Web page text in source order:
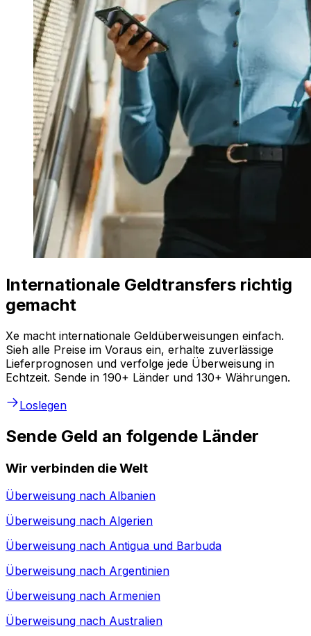
Internationale Geldtransfers richtig
gemacht
Xe macht internationale Geldüberweisungen einfach.
Sieh alle Preise im Voraus ein, erhalte zuverlässige
Lieferprognosen und verfolge jede Überweisung in
Echtzeit. Sende in 190+ Länder und 130+ Währungen.
Loslegen
Sende Geld an folgende Länder
Wir verbinden die Welt
Überweisung nach Albanien
Überweisung nach Algerien
Überweisung nach Antigua und Barbuda
Überweisung nach Argentinien
Überweisung nach Armenien
Überweisung nach Australien